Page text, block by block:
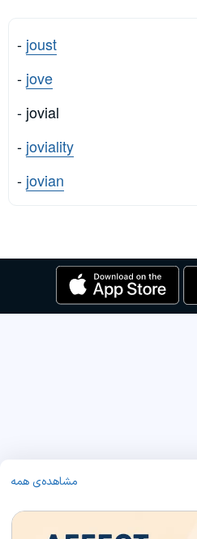
- joust
- jove
- jovial
- joviality
- jovian
مشاهده‌ی همه